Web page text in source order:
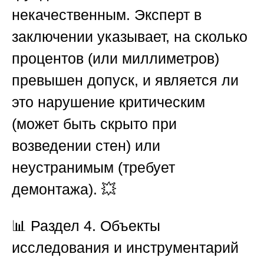
некачественным. Эксперт в
заключении указывает, на сколько
процентов (или миллиметров)
превышен допуск, и является ли
это нарушение критическим
(может быть скрыто при
возведении стен) или
неустранимым (требует
демонтажа). 💥
📊 Раздел 4. Объекты
исследования и инструментарий